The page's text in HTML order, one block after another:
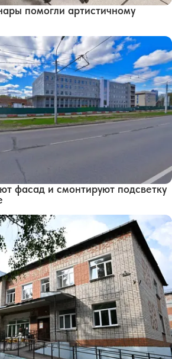
помогли артистичному
фасад и смонтируют подсветку